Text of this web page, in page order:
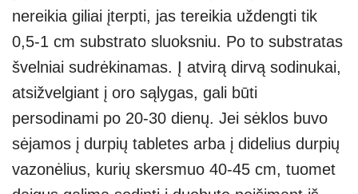
nereikia giliai įterpti, jas tereikia uždengti tik
0,5-1 cm substrato sluoksniu. Po to substratas
švelniai sudrėkinamas. Į atvirą dirvą sodinukai,
atsižvelgiant į oro sąlygas, gali būti
persodinami po 20-30 dienų. Jei sėklos buvo
sėjamos į durpių tabletes arba į didelius durpių
vazonėlius, kurių skersmuo 40-45 cm, tuomet